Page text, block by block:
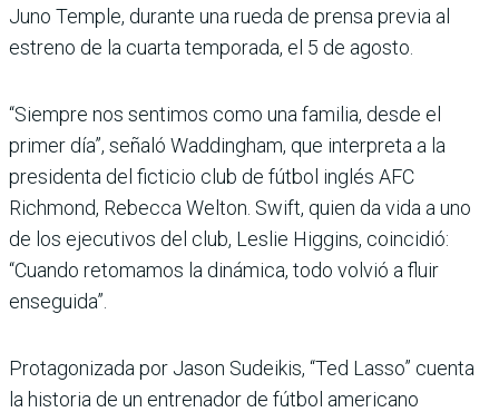
Juno Temple, durante una rueda de prensa previa al
estreno de la cuarta temporada, el 5 de agosto.
“Siempre nos sentimos como una familia, desde el
primer día”, señaló Waddingham, que interpreta a la
presidenta del ficticio club de fútbol inglés AFC
Richmond, Rebecca Welton. Swift, quien da vida a uno
de los ejecutivos del club, Leslie Higgins, coincidió:
“Cuando retomamos la dinámica, todo volvió a fluir
enseguida”.
Protagonizada por Jason Sudeikis, “Ted Lasso” cuenta
la historia de un entrenador de fútbol americano